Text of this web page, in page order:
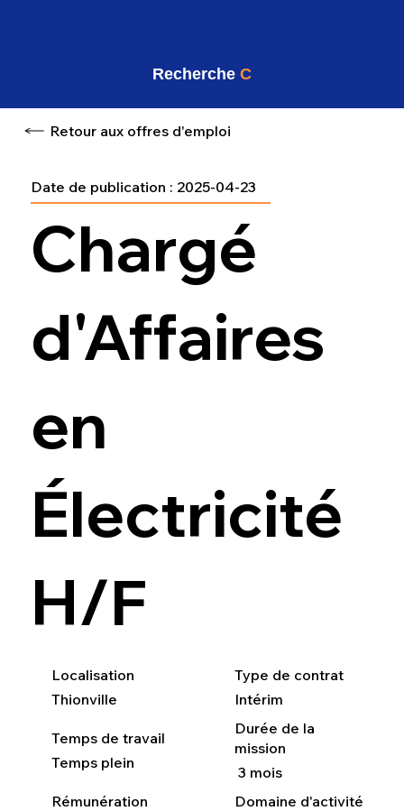
Retour aux offres d'emploi
Chargé
d'Affaires
en
Électricité
H/F
2025-04-23
Date de publication :
Rémunération
Domaine d'activité
Localisation
Thionville
Type de contrat
Intérim
Temps de travail
Temps plein
Durée de la
mission
3 mois
Recherche C